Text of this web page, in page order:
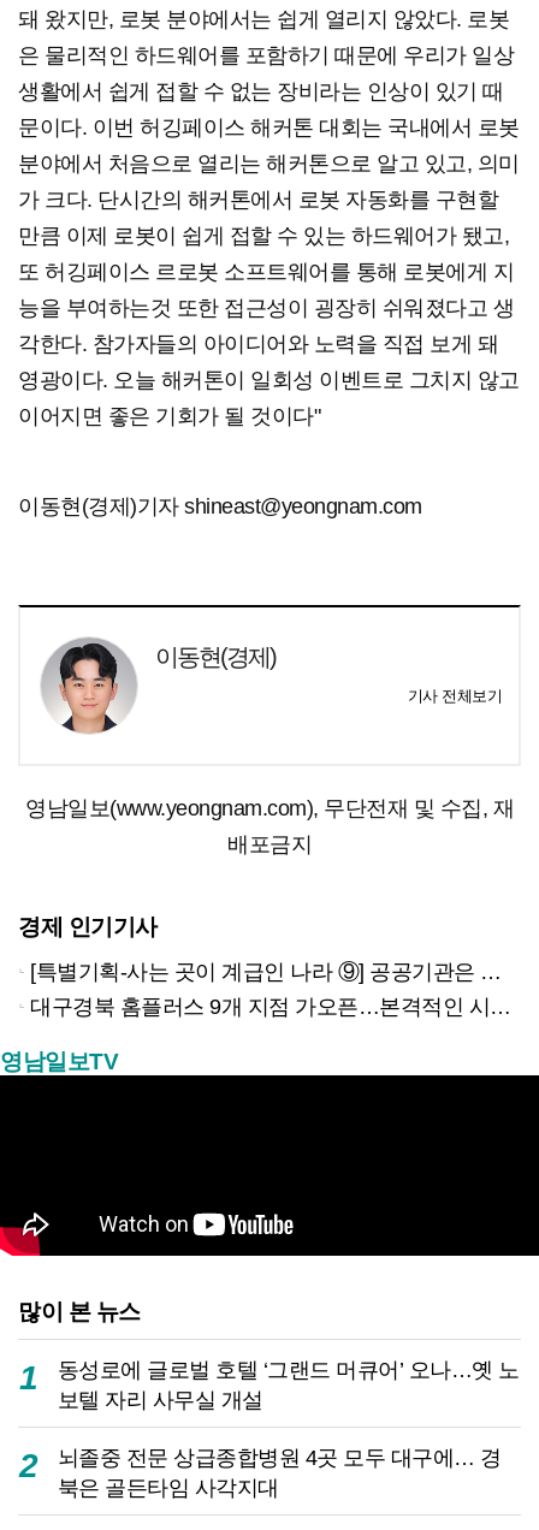
돼 왔지만, 로봇 분야에서는 쉽게 열리지 않았다. 로봇
은 물리적인 하드웨어를 포함하기 때문에 우리가 일상
생활에서 쉽게 접할 수 없는 장비라는 인상이 있기 때
문이다. 이번 허깅페이스 해커톤 대회는 국내에서 로봇
분야에서 처음으로 열리는 해커톤으로 알고 있고, 의미
가 크다. 단시간의 해커톤에서 로봇 자동화를 구현할
만큼 이제 로봇이 쉽게 접할 수 있는 하드웨어가 됐고,
또 허깅페이스 르로봇 소프트웨어를 통해 로봇에게 지
능을 부여하는것 또한 접근성이 굉장히 쉬워졌다고 생
각한다. 참가자들의 아이디어와 노력을 직접 보게 돼
영광이다. 오늘 해커톤이 일회성 이벤트로 그치지 않고
이어지면 좋은 기회가 될 것이다"
이동현(경제)기자 shineast@yeongnam.com
이동현(경제)
기사 전체보기
영남일보(www.yeongnam.com), 무단전재 및 수집, 재
배포금지
경제 인기기사
[특별기획-사는 곳이 계급인 나라 ⑨] 공공기관은 지방으로 왔지만, 그들이 사는 곳은 서울이었다
대구경북 홈플러스 9개 지점 가오픈…본격적인 시험대 올랐다
영남일보TV
많이 본 뉴스
1
동성로에 글로벌 호텔 ‘그랜드 머큐어’ 오나…옛 노
보텔 자리 사무실 개설
2
뇌졸중 전문 상급종합병원 4곳 모두 대구에… 경
북은 골든타임 사각지대